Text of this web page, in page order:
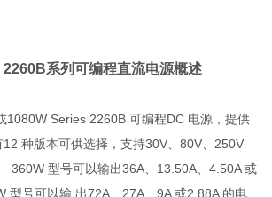
系列可编程直流电源概述
1080W Series 2260B 可编程DC 电源，提供
种版本可供选择，支持30V、80V、250V
360W 型号可以输出36A、13.50A、4.50A 或
型号可以输 出72A、27A、9A 或2.88A 的电